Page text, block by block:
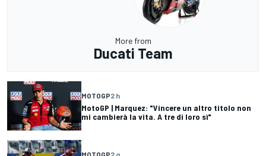
More from
Ducati Team
MOTOGP2 h
MotoGP | Marquez: "Vincere un altro titolo non
mi cambierà la vita. A tre di loro sì"
MOTOGP2 g